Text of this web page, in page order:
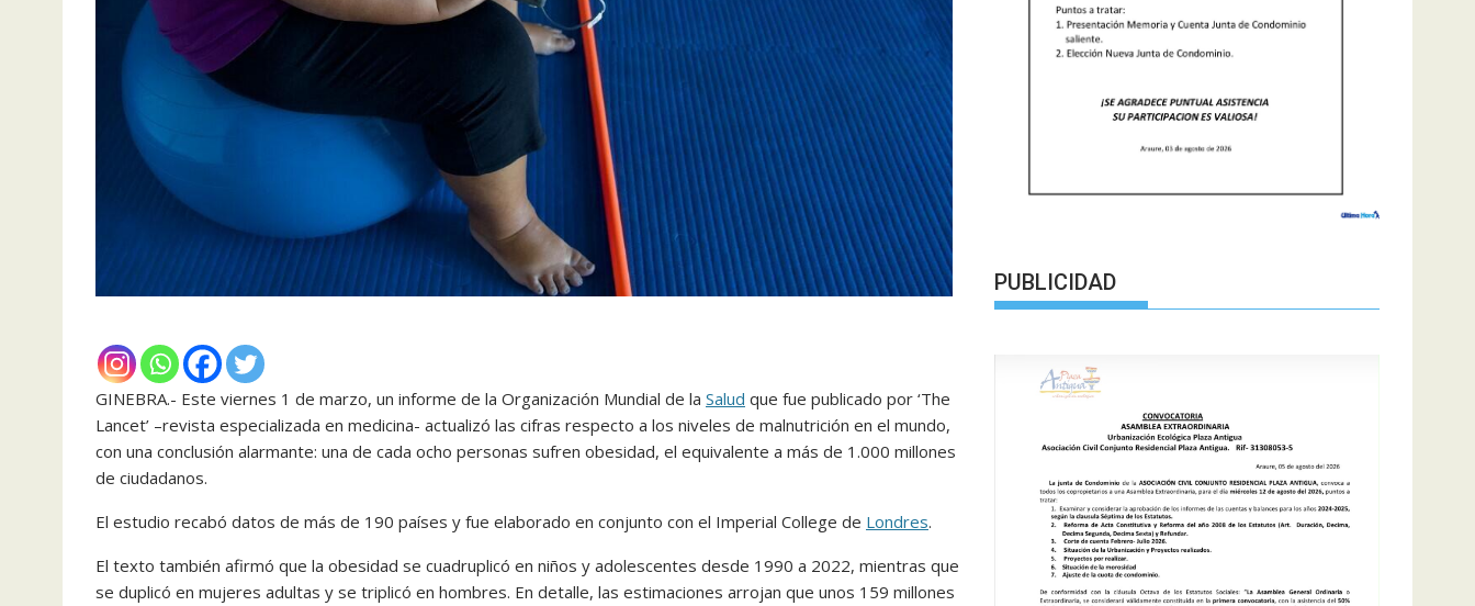
GINEBRA.- Este viernes 1 de marzo, un informe de la Organización Mundial de la Salud que fue publicado por ‘The
Lancet’ –revista especializada en medicina- actualizó las cifras respecto a los niveles de malnutrición en el mundo,
con una conclusión alarmante: una de cada ocho personas sufren obesidad, el equivalente a más de 1.000 millones
de ciudadanos.
El estudio recabó datos de más de 190 países y fue elaborado en conjunto con el Imperial College de Londres.
El texto también afirmó que la obesidad se cuadruplicó en niños y adolescentes desde 1990 a 2022, mientras que
se duplicó en mujeres adultas y se triplicó en hombres. En detalle, las estimaciones arrojan que unos 159 millones
PUBLICIDAD